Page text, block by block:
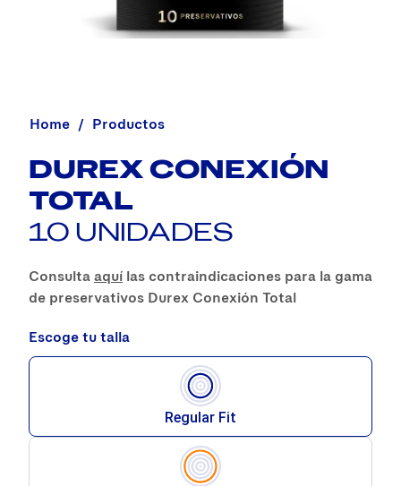
Home Productos
DUREX CONEXIÓN
TOTAL
10 UNIDADES
Consulta aquí las contraindicaciones para la gama
de preservativos Durex Conexión Total
Escoge tu talla
Regular Fit